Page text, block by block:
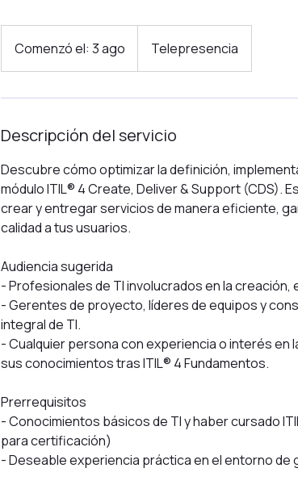
Comenzó el: 3 ago
o
z
ó
e
l
:
g
o
Telepresencia
Descripción del servicio
Descubre cómo optimizar la definición,
módulo ITIL® 4 Create, Deliver & Support (CDS).
crear y entregar servicios de manera eficiente,
calidad a tus usuarios.
Audiencia sugerida
- Profesionales de TI involucrados en la
- Gerentes de proyecto, líderes de equipos y
integral de TI.
- Cualquier persona con experiencia o interés
sus conocimientos tras ITIL® 4 Fundamentos.
Prerrequisitos
- Conocimientos básicos de TI y haber cursado
para certificación)
- Deseable experiencia práctica en el entorno de